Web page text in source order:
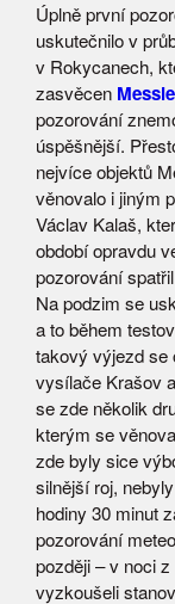
Úplně první
uskutečnilo v
v Rokycanech,
zasvěcen
pozorování
úspěšnější.
nejvíce objektů
věnovalo i jiným
Václav Kalaš,
období opravdu
pozorování
Na podzim se
a to během
takový výjezd se
vysílače Krašov
se zde několik
kterým se
zde byly sice
silnější roj,
hodiny 30 minut
pozorování
později – v noci
vyzkoušeli